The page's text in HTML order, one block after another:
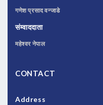
गणेश प्रसाद वन्जाडे
संम्वाददाता
महेश्वर नेपाल
CONTACT
Address